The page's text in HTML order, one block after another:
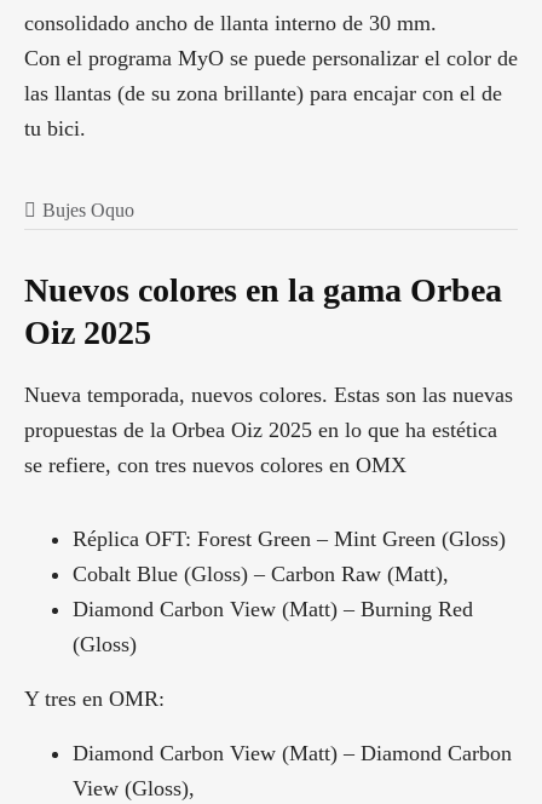
consolidado ancho de llanta interno de 30 mm.
Con el programa MyO se puede personalizar el color de
las llantas (de su zona brillante) para encajar con el de
tu bici.
Bujes Oquo
Nuevos colores en la gama Orbea
Oiz 2025
Nueva temporada, nuevos colores. Estas son las nuevas
propuestas de la Orbea Oiz 2025 en lo que ha estética
se refiere, con tres nuevos colores en OMX
Réplica OFT: Forest Green – Mint Green (Gloss)
Cobalt Blue (Gloss) – Carbon Raw (Matt),
Diamond Carbon View (Matt) – Burning Red
(Gloss)
Y tres en OMR:
Diamond Carbon View (Matt) – Diamond Carbon
View (Gloss),